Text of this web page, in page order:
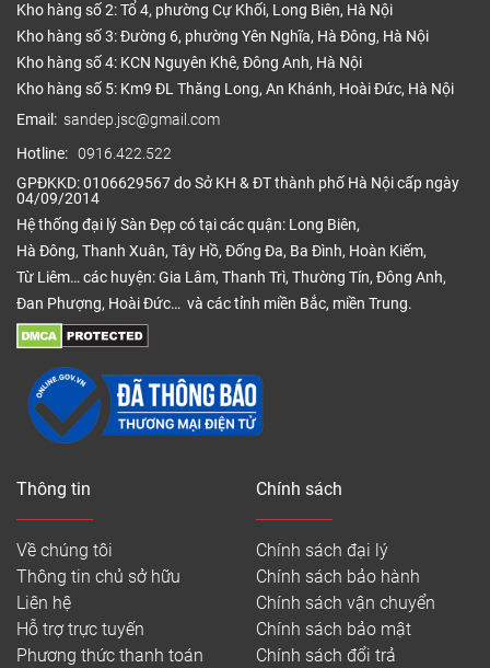
Kho hàng số 2: Tổ 4, phường Cự Khối, Long Biên, Hà Nội
Kho hàng số 3: Đường 6, phường Yên Nghĩa, Hà Đông, Hà Nội
Kho hàng số 4: KCN Nguyên Khê, Đông Anh, Hà Nội
Kho hàng số 5: Km9 ĐL Thăng Long, An Khánh, Hoài Đức, Hà Nội
Email: sandep.jsc@gmail.com
Hotline: 0916.422.522
GPĐKKD: 0106629567 do Sở KH & ĐT thành phố Hà Nội cấp ngày
04/09/2014
Hệ thống đại lý Sàn Đẹp có tại các quận: Long Biên,
Hà Đông, Thanh Xuân, Tây Hồ, Đống Đa, Ba Đình, Hoàn Kiếm,
Từ Liêm… các huyện: Gia Lâm, Thanh Trì, Thường Tín, Đông Anh,
Đan Phượng, Hoài Đức… và các tỉnh miền Bắc, miền Trung.
Thông tin
Về chúng tôi
Thông tin chủ sở hữu
Liên hệ
Hỗ trợ trực tuyến
Phương thức thanh toán
Chính sách
Chính sách đại lý
Chính sách bảo hành
Chính sách vận chuyển
Chính sách bảo mật
Chính sách đổi trả